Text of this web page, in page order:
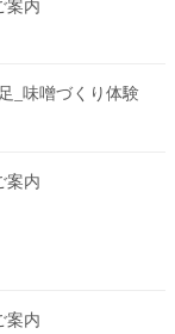
案内
_味噌づくり体験
案内
案内